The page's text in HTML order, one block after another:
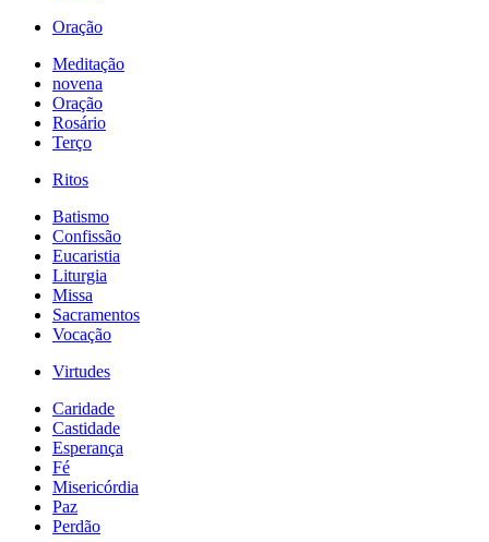
Oração
Meditação
novena
Oração
Rosário
Terço
Ritos
Batismo
Confissão
Eucaristia
Liturgia
Missa
Sacramentos
Vocação
Virtudes
Caridade
Castidade
Esperança
Fé
Misericórdia
Paz
Perdão